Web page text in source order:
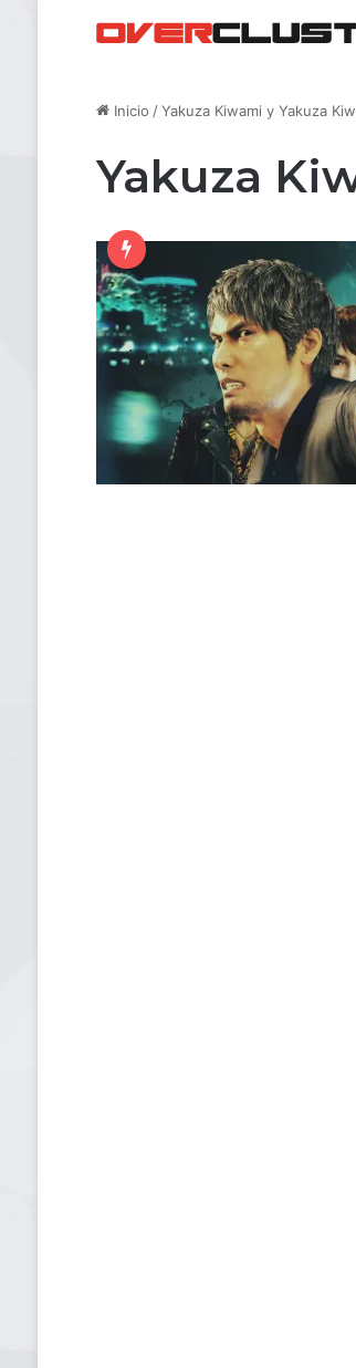
Inicio /Yakuza Kiwami y Yakuza
Yakuza